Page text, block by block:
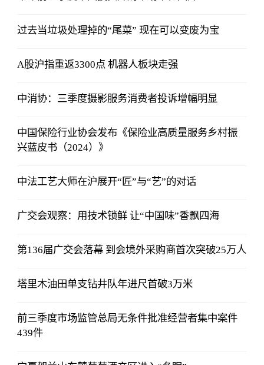
过去当垃圾处理掉的“尾菜” 现在可以变废为宝
A股沪指重返3300点 机器人板块走强
中消协：三季度摄影服务消费者投诉增幅明显
中国保险行业协会发布《保险业高质量服务乡村振
兴蓝皮书（2024）》
中法工艺大师在沪展开“匠”与“艺”的对话
广交会观察：用技术锁鲜 让“中国味”香飘四海
第136届广交会落幕 到会境外采购商首次突破25万人
塔里木油田单支钻井队年进尺首破3万米
前三季度市场监管总局无条件批准经营者集中案件
439件